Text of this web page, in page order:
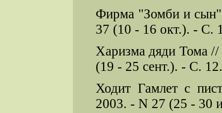
Фирма "Зомби и
37 (10 - 16 окт.). - С.
Харизма дяди Тома
(19 - 25 сент.). - С. 12.
Ходит Гамлет с
2003. - N 27 (25 - 30